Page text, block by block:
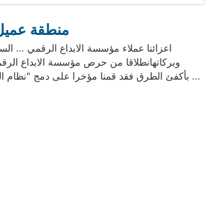
منطقة
اعزائنا عملاء مؤسسة الابداع الرقمي ...
وبركاتهانطلاقا من حرص مؤسسة الابداع
بأكفئ الطرق فقد قمنا مؤخرا على دمج "نظام الدعم الفني بالتذاكر" و ...